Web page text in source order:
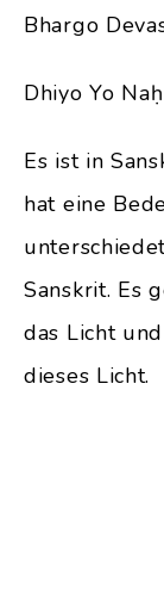
Bhargo
Dhiyo Yo
Es ist in
hat eine
Sanskrit. Es
das Licht
dieses Licht.